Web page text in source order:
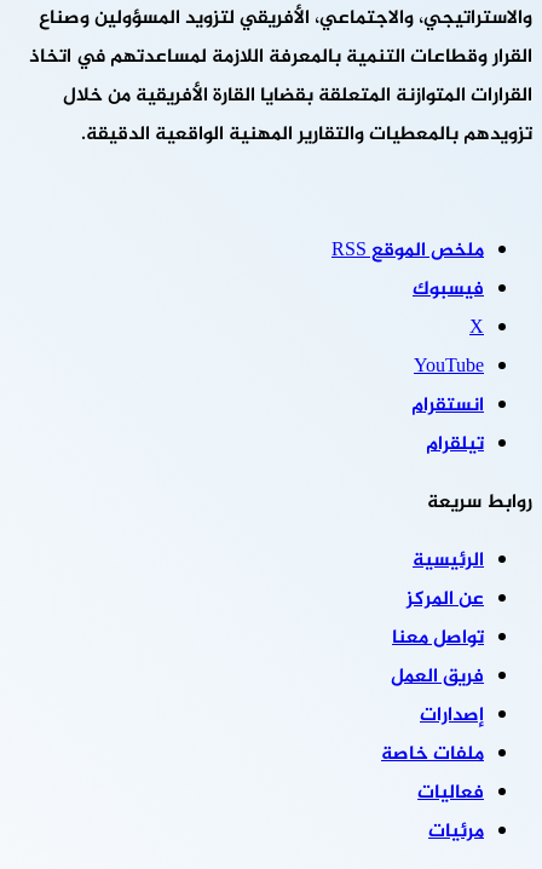
والاستراتيجي، والاجتماعي، الأفريقي لتزويد المسؤولين وصناع
القرار وقطاعات التنمية بالمعرفة اللازمة لمساعدتهم في اتخاذ
القرارات المتوازنة المتعلقة بقضايا القارة الأفريقية من خلال
تزويدهم بالمعطيات والتقارير المهنية الواقعية الدقيقة.
ملخص الموقع RSS
فيسبوك
‫X
‫YouTube
انستقرام
تيلقرام
روابط سريعة
الرئيسية
عن المركز
تواصل معنا
فريق العمل
إصدارات
ملفات خاصة
فعاليات
مرئيات